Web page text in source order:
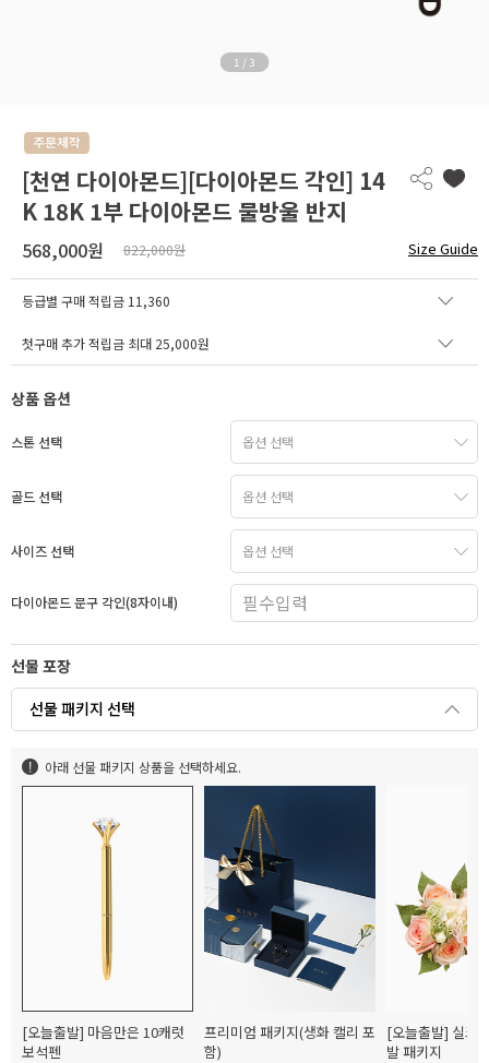
1 / 3
[천연 다이아몬드][다이아몬드 각인] 14
K 18K 1부 다이아몬드 물방울 반지
568,000원 822,000원 Size Guide
등급별 구매 적립금 11,360
첫구매 추가 적립금 최대 25,000원
상품 옵션
스톤 선택
골드 선택
사이즈 선택
다이아몬드 문구 각인(8자이내)
선물 포장
선물 패키지 선택
아래 선물 패키지 상품을 선택하세요.
[오늘출발] 마음만은 10캐럿
보석펜
프리미엄 패키지(생화 캘리 포
함)
[오늘출발] 실크
발 패키지